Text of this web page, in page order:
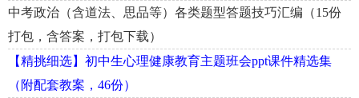
中考政治（含道法、思品等）各类题型答题技巧汇编（15份
打包，含答案，打包下载）
【精挑细选】初中生心理健康教育主题班会ppt课件精选集
（附配套教案，46份）